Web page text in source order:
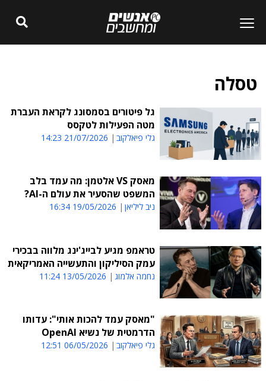
טסלה
גל פיטורים בסמסונג לקראת העברת
מטה הפעילות לטקסס
גלי פיאלקוב 21/07/2026 14:23
מאסק VS אלטמן: מה עמד בלב
המשפט שהסעיר את עולם ה-AI?
ניב ליליאן 19/05/2026 16:34
טראמפ מגיע לבייג'ינג מלווה בבכירי
עמק הסיליקון והתעשייה האמריקאית
נחמה אלמוג 13/05/2026 11:24
"מאסק עמד להכות אותי": עדותו
הדרמטית של נשיא OpenAI
גלי פיאלקוב 06/05/2026 12:51